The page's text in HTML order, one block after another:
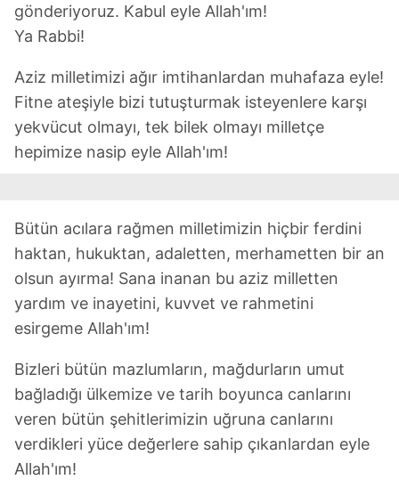
gönderiyoruz. Kabul eyle Allah'ım!
Ya Rabbi!
Aziz milletimizi ağır imtihanlardan muhafaza eyle!
Fitne ateşiyle bizi tutuşturmak isteyenlere karşı
yekvücut olmayı, tek bilek olmayı milletçe
hepimize nasip eyle Allah'ım!
Bütün acılara rağmen milletimizin hiçbir ferdini
haktan, hukuktan, adaletten, merhametten bir an
olsun ayırma! Sana inanan bu aziz milletten
yardım ve inayetini, kuvvet ve rahmetini
esirgeme Allah'ım!
Bizleri bütün mazlumların, mağdurların umut
bağladığı ülkemize ve tarih boyunca canlarını
veren bütün şehitlerimizin uğruna canlarını
verdikleri yüce değerlere sahip çıkanlardan eyle
Allah'ım!